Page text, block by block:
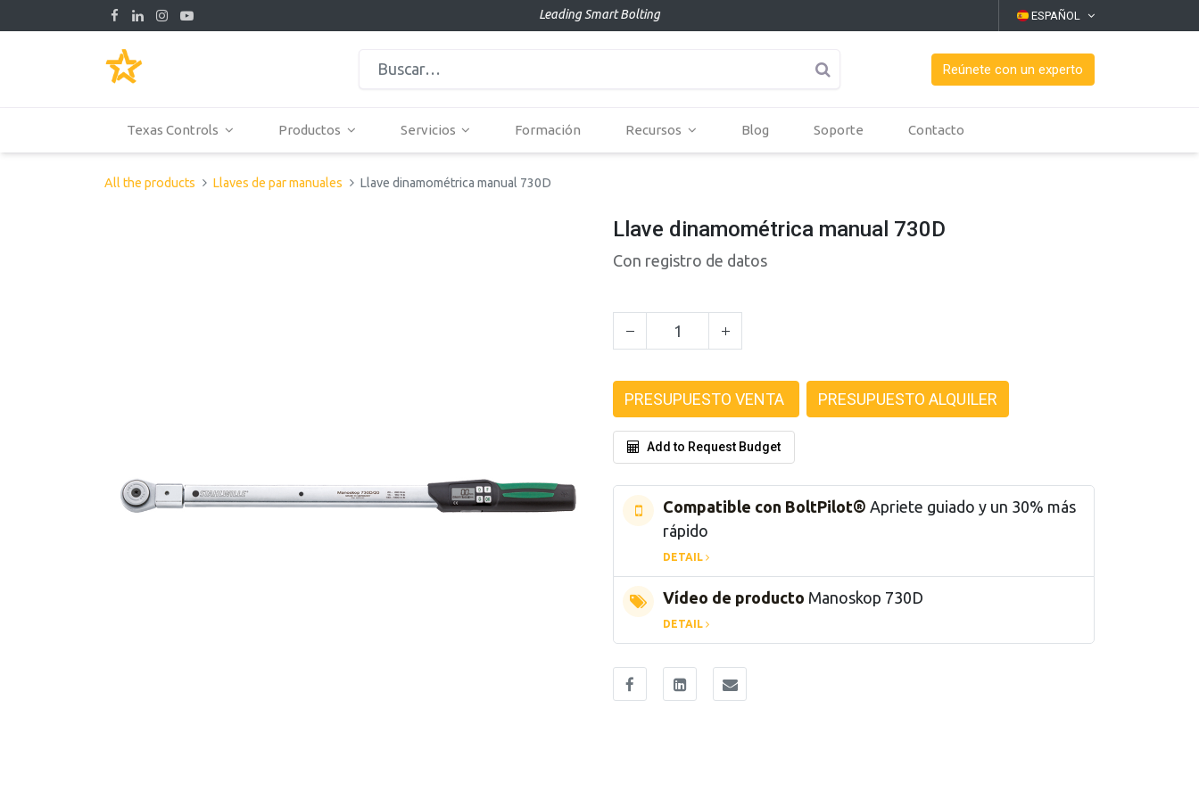
Leading Smart Bolting ESPAÑOL
Reúnete con un experto
Texas Controls Productos Servicios Formación Recursos Blog Soporte Contacto
All the products Llaves de par manuales Llave dinamométrica manual 730D
Llave dinamométrica manual 730D
Con registro de datos
PRESUPUESTO VENTA PRESUPUESTO ALQUILER
Add to Request Budget
Compatible con BoltPilot® Apriete guiado y un 30% más
rápido
DETAIL
Vídeo de producto Manoskop 730D
DETAIL